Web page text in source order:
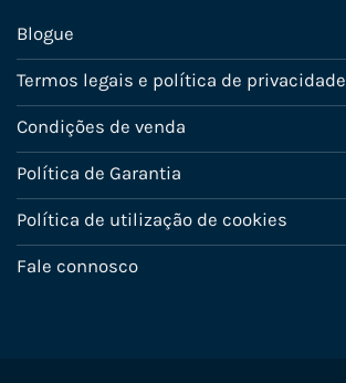
Blogue
Termos legais e política de privacidade
Condições de venda
Política de Garantia
Política de utilização de cookies
Fale connosco